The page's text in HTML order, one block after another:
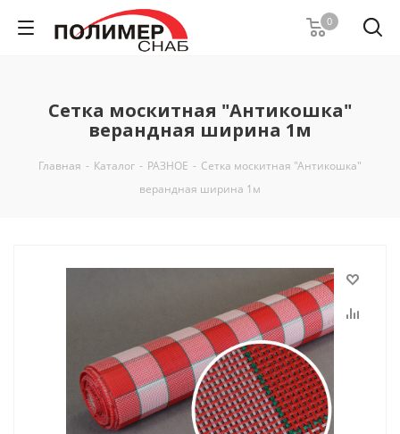
0
Сетка москитная "Антикошка"
верандная ширина 1м
Главная - Каталог - РАЗНОЕ - Сетка москитная "Антикошка"
верандная ширина 1м